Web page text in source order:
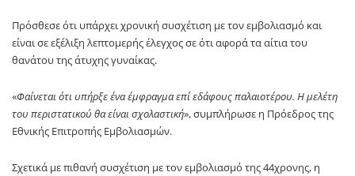
Πρόσθεσε ότι υπάρχει χρονική συσχέτιση με τον εμβολιασμό και
είναι σε εξέλιξη λεπτομερής έλεγχος σε ότι αφορά τα αίτια του
θανάτου της άτυχης γυναίκας.
«Φαίνεται ότι υπήρξε ένα έμφραγμα επί εδάφους παλαιοτέρου. Η μελέτη
του περιστατικού θα είναι σχολαστική», συμπλήρωσε η Πρόεδρος της
Εθνικής Επιτροπής Εμβολιασμών.
Σχετικά με πιθανή συσχέτιση με τον εμβολιασμό της 44χρονης, η